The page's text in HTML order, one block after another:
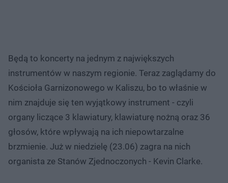
Będą to koncerty na jednym z największych
instrumentów w naszym regionie. Teraz zaglądamy do
Kościoła Garnizonowego w Kaliszu, bo to właśnie w
nim znajduje się ten wyjątkowy instrument - czyli
organy liczące 3 klawiatury, klawiaturę nożną oraz 36
głosów, które wpływają na ich niepowtarzalne
brzmienie. Już w niedzielę (23.06) zagra na nich
organista ze Stanów Zjednoczonych - Kevin Clarke.